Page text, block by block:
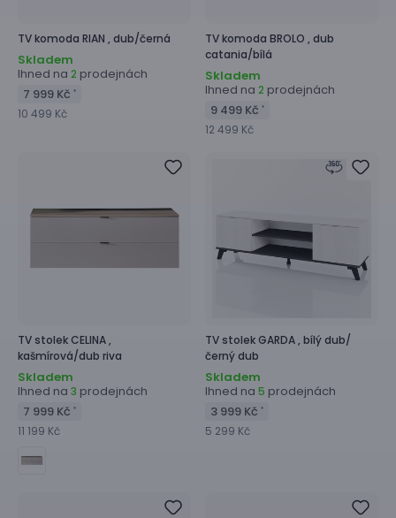
TV komoda RIAN , dub/černá
Skladem
Ihned na 2 prodejnách
7 999 Kč *
10 499 Kč
TV komoda BROLO , dub
catania/bílá
Skladem
Ihned na 2 prodejnách
9 499 Kč *
12 499 Kč
TV stolekCELINA ,
kašmírová/dub riva
Skladem
Ihned na 3 prodejnách
7 999 Kč *
11 199 Kč
TV stolekGARDA , bílý dub/
černý dub
Skladem
Ihned na 5 prodejnách
3 999 Kč *
5 299 Kč